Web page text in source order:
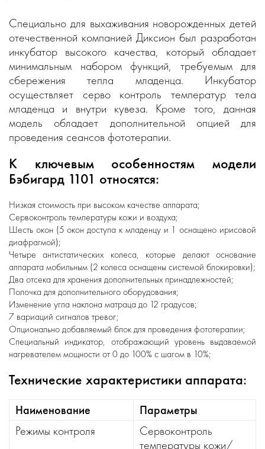
Специально для выхаживания новорожденных детей
отечественной компанией Диксион был разработан
инкубатор высокого качества, который обладает
минимальным набором функций, требуемым для
сбережения тепла младенца. Инкубатор
осуществляет серво контроль температур тела
младенца и внутри кувеза. Кроме того, данная
модель обладает дополнительной опцией для
проведения сеансов фототерапии.
К ключевым особенностям модели
Бэбигард 1101 относятся:
Низкая стоимость при высоком качестве аппарата;
Сервоконтроль температуры кожи и воздуха;
Шесть окон (5 окон доступа к младенцу и 1 оснащено ирисовой
диафрагмой);
Четыре антистатических колеса, которые делают основание
аппарата мобильным (2 колеса оснащены системой блокировки);
Два отсека для хранения дополнительных принадлежностей;
Полочка для дополнительного оборудования;
Изменение угла наклона матраца до 12 градусов;
7 вариаций сигналов тревог;
Опционально добавляемый блок для проведения фототерапии;
Специальный индикатор, отображающий уровень выдаваемой
нагревателем мощности от 0 до 100% с шагом в 10%;
Технические характеристики аппарата:
Наименование
Параметры
Режимы контроля
Сервоконтроль
температуры кожи/